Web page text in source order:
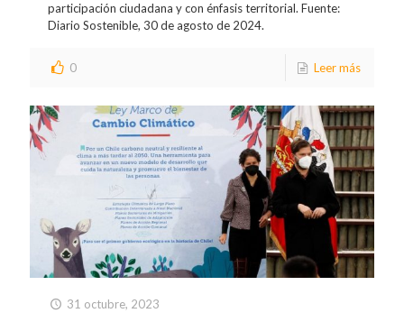
participación ciudadana y con énfasis territorial. Fuente:
Diario Sostenible, 30 de agosto de 2024.
0 Leer más
31 octubre, 2023